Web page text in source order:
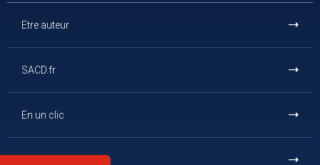
Etre auteur
SACD.fr
En un clic